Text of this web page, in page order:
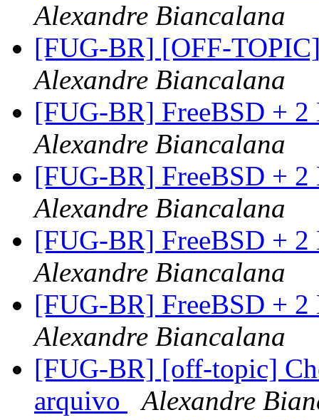
Alexandre Biancalana
[FUG-BR] [OFF-
Alexandre Biancalana
[FUG-BR] FreeBSD +
Alexandre Biancalana
[FUG-BR] FreeBSD +
Alexandre Biancalana
[FUG-BR] FreeBSD +
Alexandre Biancalana
[FUG-BR] FreeBSD +
Alexandre Biancalana
[FUG-BR] [off-topic]
arquivo
Alexandre